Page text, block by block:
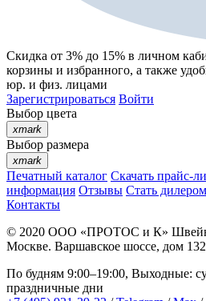
Скидка от 3% до 15% в личном
корзины и избранного, а также
юр. и физ. лицами
Зарегистрироваться Войти
Выбор цвета
xmark
Выбор размера
xmark
Печатный каталог Скачать прайс-
информация Отзывы Стать дилером
Контакты
© 2020 ООО «ПРОТОС и К»
Москве. Варшавское шоссе, дом
По будням 9:00–19:00, Выходные:
праздничные дни